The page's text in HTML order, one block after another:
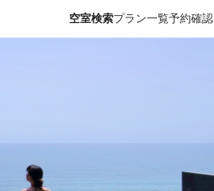
空室検索プラン一覧予約確認